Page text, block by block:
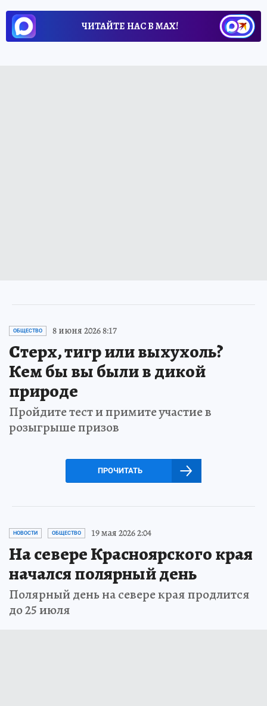
ЧИТАЙТЕ НАС В МАХ!
ОБЩЕСТВО 8 июня 2026 8:17
Стерх, тигр или выхухоль?
Кем бы вы были в дикой
природе
Пройдите тест и примите участие в
розыгрыше призов
ПРОЧИТАТЬ
НОВОСТИ ОБЩЕСТВО 19 мая 2026 2:04
На севере Красноярского края
начался полярный день
Полярный день на севере края продлится
до 25 июля